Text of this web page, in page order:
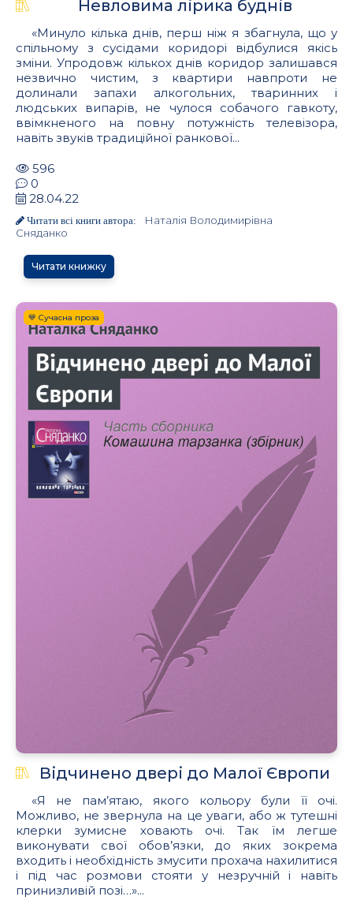
Невловима лірика буднів
«Минуло кілька днів, перш ніж я збагнула, що у
спільному з сусідами коридорі відбулися якісь
зміни. Упродовж кількох днів коридор залишався
незвично чистим, з квартири навпроти не
долинали запахи алкогольних, тваринних і
людських випарів, не чулося собачого гавкоту,
ввімкненого на повну потужність телевізора,
навіть звуків традиційної ранкової...
596
0
28.04.22
Читати всі книги автора:
Наталія Володимирівна
Сняданко
Читати книжку
💙 Сучасна проза
Відчинено двері до Малої Європи
«Я не пам’ятаю, якого кольору були її очі.
Можливо, не звернула на це уваги, або ж тутешні
клерки зумисне ховають очі. Так їм легше
виконувати свої обов’язки, до яких зокрема
входить і необхідність змусити прохача нахилитися
і під час розмови стояти у незручній і навіть
принизливій позі…»...